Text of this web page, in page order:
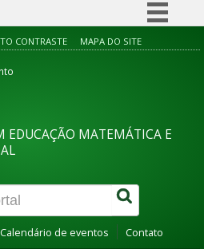
Simplifique!
Legislação
CONTRASTE MAPA DO SITE
EDUCAÇÃO MATEMÁTICA E
Calendário de eventos Contato